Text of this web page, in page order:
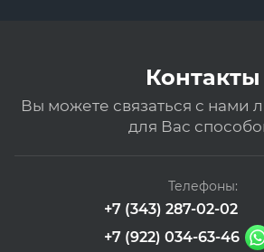
Контакты
Вы можете связаться с нами
для Вас
Телефоны:
+7 (343) 287-02-02
+7 (922) 034-63-46